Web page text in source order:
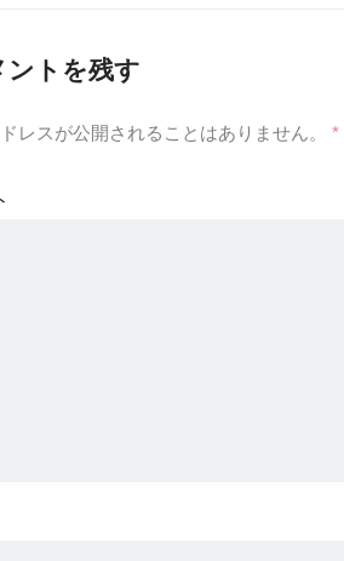
ントを残す
レスが公開されることはありません。 *